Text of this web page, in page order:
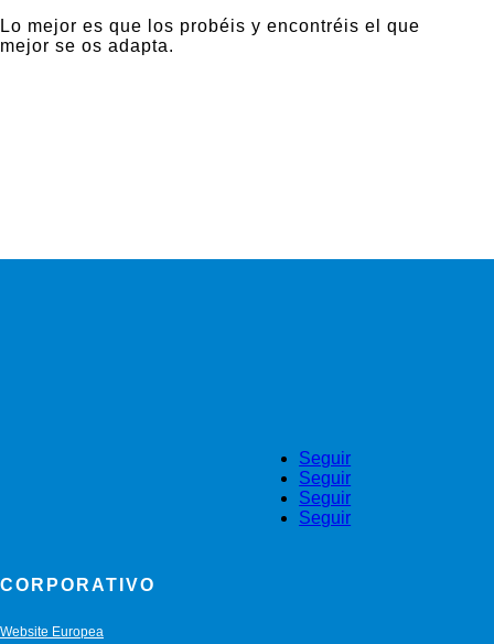
Lo mejor es que los probéis y encontréis el que
mejor se os adapta.
Seguir
Seguir
Seguir
Seguir
CORPORATIVO
Website Europea